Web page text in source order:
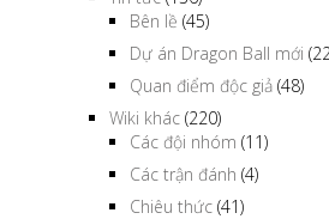
Bên lề (45)
Dự án Dragon Ball mới
Quan điểm độc giả (48)
Wiki khác (220)
Các đội nhóm (11)
Các trận đánh (4)
Chiêu thức (41)